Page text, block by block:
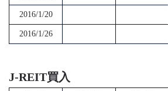
2016/1/20
2016/1/26
J-REIT買入